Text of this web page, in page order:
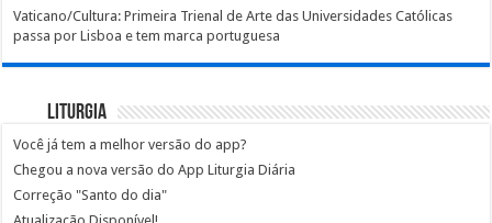
Vaticano/Cultura: Primeira Trienal de Arte das Universidades Católicas
passa por Lisboa e tem marca portuguesa
Liturgia
Você já tem a melhor versão do app?
Chegou a nova versão do App Liturgia Diária
Correção "Santo do dia"